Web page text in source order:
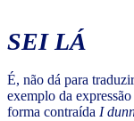
SEI LÁ
É, não dá para
exemplo da
forma contraída I